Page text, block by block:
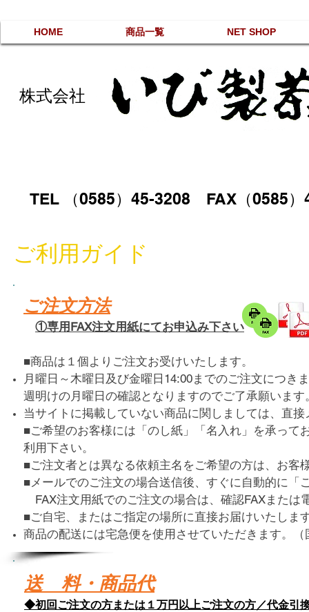
HOME 商品一覧 NET SHOP
株式会社
TEL （0585）45-3208 FAX（0585
ご利用ガイド
ご注文方法
①専用FAX注文用紙にてお申込み下さい
■商品は１個よりご注文お受けいたします。
月曜日～木曜日及び金曜日14:00までのご注文につき
週明けの月曜日の確認となりますのでご了承願いま
当サイトに掲載していない商品に関しましては
■ご希望のお客様には「のし紙」「名入れ」を承って
利用下さい。
■ご注文者とは異なる依頼主名をご希望の方は、お客
■メールでのご注文の場合送信後、すぐに自動的に
FAX注文用紙でのご注文の場合は、確認FAXまたは
■ご自宅、またはご指定の場所に直接お届けいたしま
商品の配送には宅急便を使用させていただきます。
送 料・商品代
◆初回ご注文の方または１万円以上ご注文の方／代金引